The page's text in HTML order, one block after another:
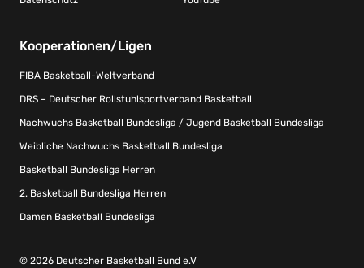
Kooperationen/Ligen
FIBA Basketball-Weltverband
DRS – Deutscher Rollstuhlsportverband Basketball
Nachwuchs Basketball Bundesliga / Jugend Basketball Bundesliga
Weibliche Nachwuchs Basketball Bundesliga
Basketball Bundesliga Herren
2. Basketball Bundesliga Herren
Damen Basketball Bundesliga
© 2026 Deutscher Basketball Bund e.V